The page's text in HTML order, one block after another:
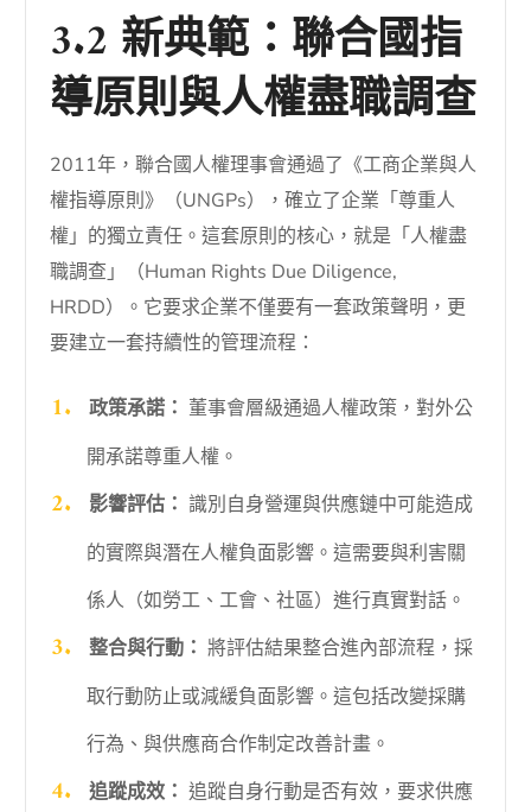
3.2 新典範：聯合國指
導原則與人權盡職調查
2011年，聯合國人權理事會通過了《工商企業與人
權指導原則》（UNGPs），確立了企業「尊重人
權」的獨立責任。這套原則的核心，就是「人權盡
職調查」（Human Rights Due Diligence,
HRDD）。它要求企業不僅要有一套政策聲明，更
要建立一套持續性的管理流程：
政策承諾： 董事會層級通過人權政策，對外公
開承諾尊重人權。
影響評估： 識別自身營運與供應鏈中可能造成
的實際與潛在人權負面影響。這需要與利害關
係人（如勞工、工會、社區）進行真實對話。
整合與行動： 將評估結果整合進內部流程，採
取行動防止或減緩負面影響。這包括改變採購
行為、與供應商合作制定改善計畫。
追蹤成效： 追蹤自身行動是否有效，要求供應